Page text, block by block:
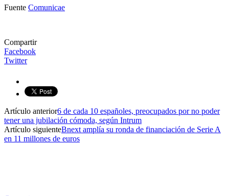
Fuente Comunicae
Compartir
Facebook
Twitter
Artículo anterior6 de cada 10 españoles, preocupados por no poder
tener una jubilación cómoda, según Intrum
Artículo siguienteBnext amplía su ronda de financiación de Serie A
en 11 millones de euros